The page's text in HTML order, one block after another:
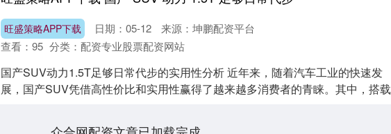
旺盛策略APP下载 日期：05-12
来源：坤鹏配资平台
查看： 95 分类： 配资专业股票配资网站
国产SUV动力1.5T足够日常代步的实用性分析 近年来，随着汽车工业的快速发
展，国产SUV凭借高性价比和实用性赢得了越来越多消费者的青睐。其中，搭载